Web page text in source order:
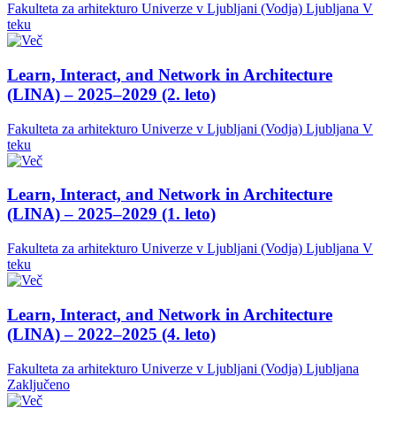
Fakulteta za arhitekturo Univerze v Ljubljani (Vodja) Ljubljana V
teku
Learn, Interact, and Network in Architecture
(LINA) – 2025–2029 (2. leto)
Fakulteta za arhitekturo Univerze v Ljubljani (Vodja) Ljubljana V
teku
Learn, Interact, and Network in Architecture
(LINA) – 2025–2029 (1. leto)
Fakulteta za arhitekturo Univerze v Ljubljani (Vodja) Ljubljana V
teku
Learn, Interact, and Network in Architecture
(LINA) – 2022–2025 (4. leto)
Fakulteta za arhitekturo Univerze v Ljubljani (Vodja) Ljubljana
Zaključeno